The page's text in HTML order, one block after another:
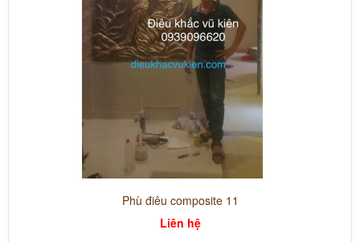
Phù điêu composite 11
Liên hệ